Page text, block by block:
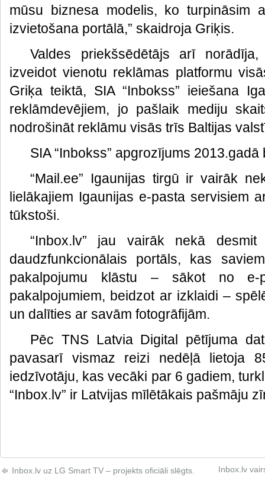
mūsu biznesa modelis, ko turpināsim
izvietošana portālā,” skaidroja Griķis.
Valdes priekšsēdētājs arī
izveidot vienotu reklāmas platformu
Griķa teiktā, SIA “Inbokss” ieiešana
reklāmdevējiem, jo pašlaik mediju
nodrošināt reklāmu visās trīs Baltijas
SIA “Inbokss” apgrozījums
“Mail.ee” Igaunijas tirgū ir vairāk
lielākajiem Igaunijas e-pasta servisiem
tūkstoši.
“Inbox.lv” jau vairāk nekā
daudzfunkcionālais portāls, kas
pakalpojumu klāstu – sākot no e-
pakalpojumiem, beidzot ar izklaidi –
un dalīties ar savām fotogrāfijām.
Pēc TNS Latvia Digital pētījuma
pavasarī vismaz reizi nedēļā lietoja
iedzīvotāju, kas vecāki par 6 gadiem,
“Inbox.lv” ir Latvijas mīlētākais pašmāju
Inbox.lv uz LG Smart TV – projekts oficiāli slēgts. Inbox.lv